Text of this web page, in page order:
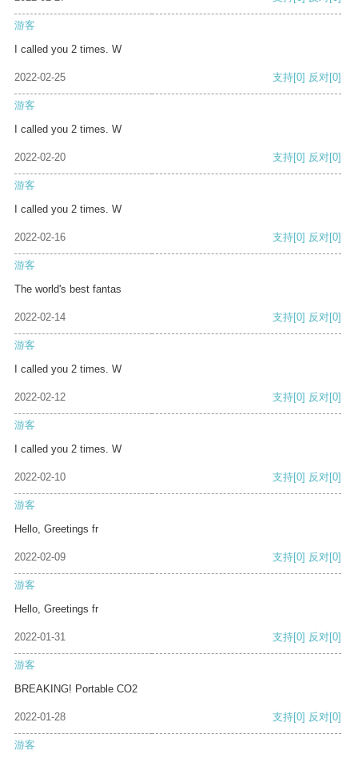
游客
I called you 2 times. W
2022-02-25 支持[0] 反对[0]
游客
I called you 2 times. W
2022-02-20 支持[0] 反对[0]
游客
I called you 2 times. W
2022-02-16 支持[0] 反对[0]
游客
The world's best fantas
2022-02-14 支持[0] 反对[0]
游客
I called you 2 times. W
2022-02-12 支持[0] 反对[0]
游客
I called you 2 times. W
2022-02-10 支持[0] 反对[0]
游客
Hello, Greetings fr
2022-02-09 支持[0] 反对[0]
游客
Hello, Greetings fr
2022-01-31 支持[0] 反对[0]
游客
BREAKING! Portable CO2
2022-01-28 支持[0] 反对[0]
游客